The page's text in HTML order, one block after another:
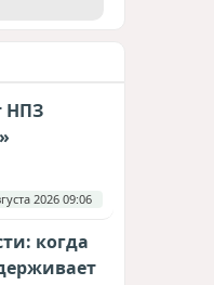
НПЗ
2026 09:06
когда